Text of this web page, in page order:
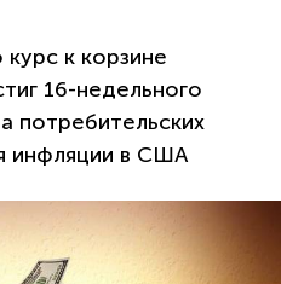
к корзине
16-недельного
потребительских
инфляции в США